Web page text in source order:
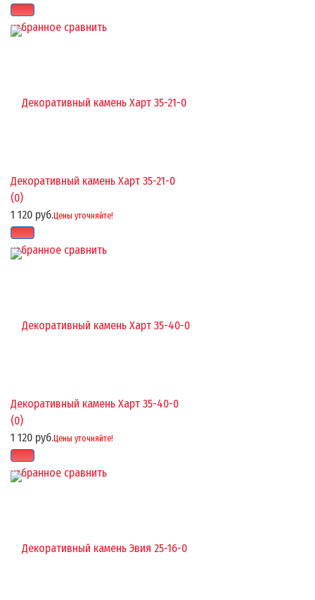
избранное сравнить
избранное сравнить
Декоративный камень Харт 35-21-0
(0)
1 120 руб.Цены уточняйте!
избранное сравнить
Декоративный камень Харт 35-40-0
(0)
1 120 руб.Цены уточняйте!